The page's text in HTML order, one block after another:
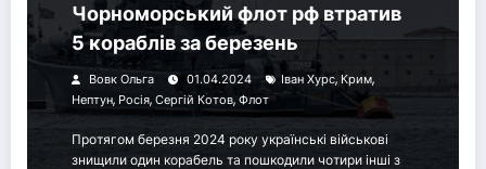
Чорноморський флот рф втратив
5 кораблів за березень
Вовк Ольга 01.04.2024 Іван Хурс, Крим,
Нептун, Росія, Сергій Котов, Флот
Протягом березня 2024 року українські військові
знищили один корабель та пошкодили чотири інші з